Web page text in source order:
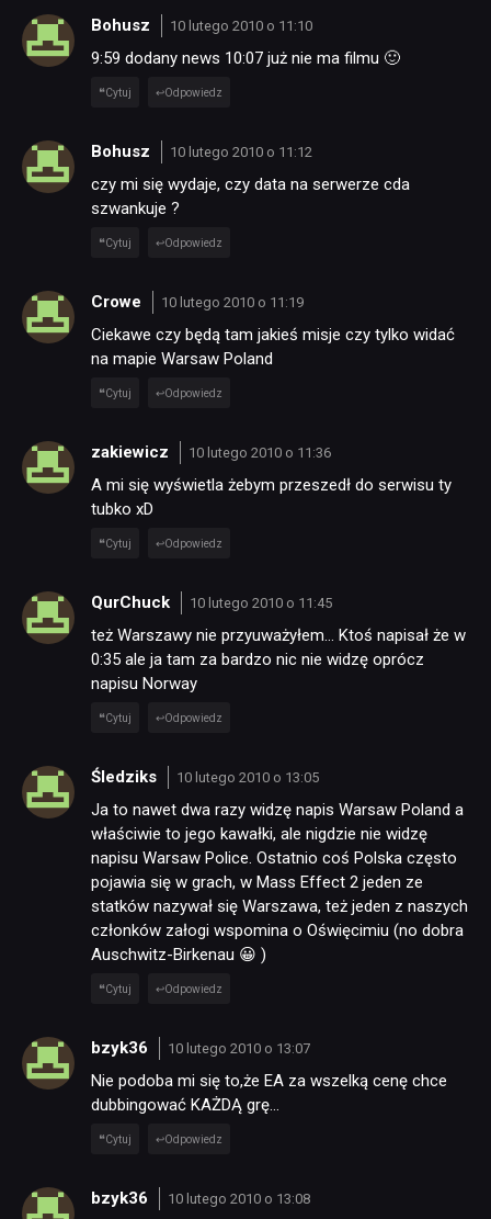
NEWSY
RECENZJE
PUBLICYSTYKA
KULTURA
RETRO
TECHNOLOGIE
Bohusz 10 lutego 2010 o 11:10
9:59 dodany news 10:07 już nie ma filmu 🙂
Cytuj Odpowiedz
Bohusz 10 lutego 2010 o 11:12
czy mi się wydaje, czy data na serwerze cda
szwankuje ?
Cytuj Odpowiedz
Crowe 10 lutego 2010 o 11:19
Ciekawe czy będą tam jakieś misje czy tylko widać
na mapie Warsaw Poland
Cytuj Odpowiedz
zakiewicz 10 lutego 2010 o 11:36
A mi się wyświetla żebym przeszedł do serwisu ty
tubko xD
Cytuj Odpowiedz
QurChuck 10 lutego 2010 o 11:45
też Warszawy nie przyuważyłem… Ktoś napisał że w
0:35 ale ja tam za bardzo nic nie widzę oprócz
napisu Norway
Cytuj Odpowiedz
Śledziks 10 lutego 2010 o 13:05
Ja to nawet dwa razy widzę napis Warsaw Poland a
właściwie to jego kawałki, ale nigdzie nie widzę
napisu Warsaw Police. Ostatnio coś Polska często
pojawia się w grach, w Mass Effect 2 jeden ze
statków nazywał się Warszawa, też jeden z naszych
członków załogi wspomina o Oświęcimiu (no dobra
Auschwitz-Birkenau 😀 )
Cytuj Odpowiedz
bzyk36 10 lutego 2010 o 13:07
Nie podoba mi się to,że EA za wszelką cenę chce
dubbingować KAŻDĄ grę…
Cytuj Odpowiedz
bzyk36 10 lutego 2010 o 13:08